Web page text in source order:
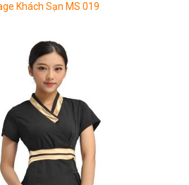
Khách Sạn MS 019